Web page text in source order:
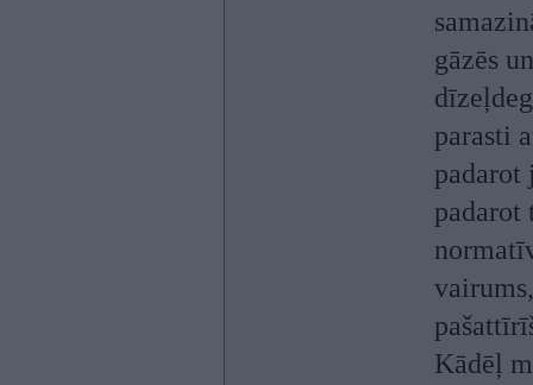
gāzēs
parasti
padarot
padarot
Kādēļ